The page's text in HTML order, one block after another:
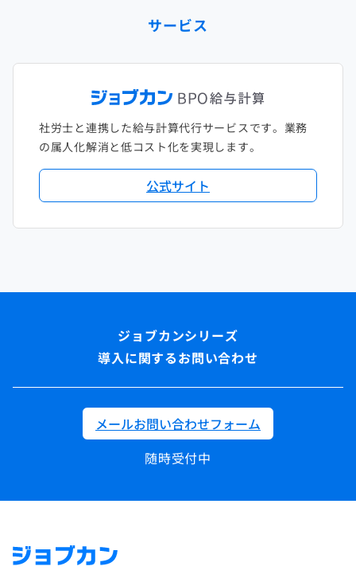
サービス
社労士と連携した給与計算代行サービスです。業務
の属人化解消と低コスト化を実現します。
公式サイト
導入に関するお問い合わせ
メールお問い合わせフォーム
随時受付中